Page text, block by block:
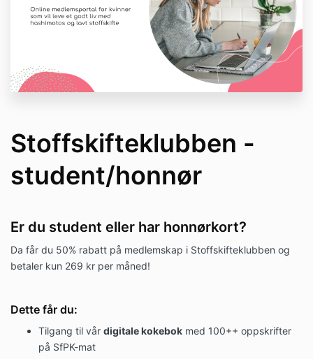
Stoffskifteklubben -
student/honnør
Er du student eller har honnørkort?
Da får du 50% rabatt på medlemskap i Stoffskifteklubben og
betaler kun 269 kr per måned!
Dette får du:
Tilgang til vår digitale kokebok med 100++ oppskrifter
på SfPK-mat